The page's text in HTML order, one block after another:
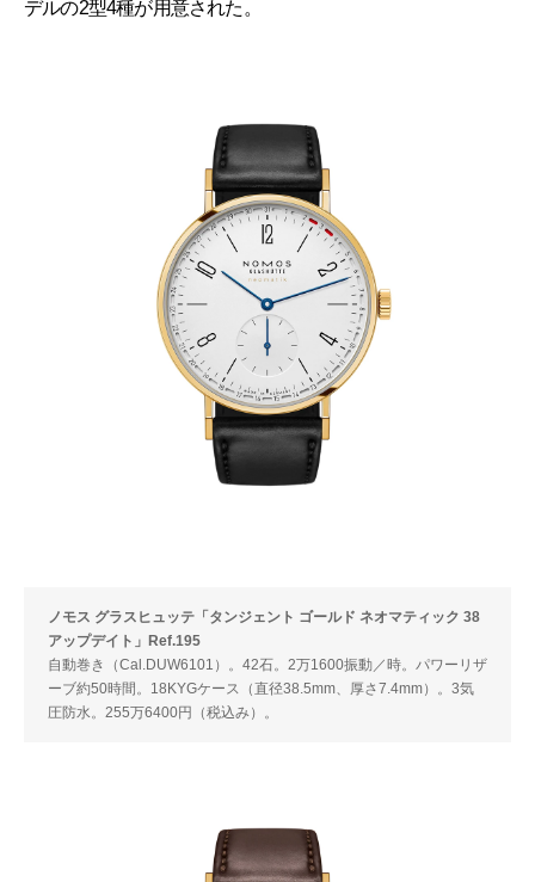
デルの2型4種が用意された。
ノモス グラスヒュッテ「タンジェント ゴールド ネオマティック 38
アップデイト」Ref.195
自動巻き（Cal.DUW6101）。42石。2万1600振動／時。パワーリザ
ーブ約50時間。18KYGケース（直径38.5mm、厚さ7.4mm）。3気
圧防水。255万6400円（税込み）。